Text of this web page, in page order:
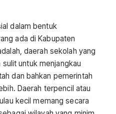
dalam bentuk
ada di Kabupaten
daerah sekolah yang
untuk menjangkau
dan bahkan pemerintah
Daerah terpencil atau
kecil memang secara